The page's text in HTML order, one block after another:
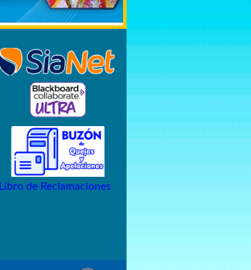
Libro de Reclamaciones